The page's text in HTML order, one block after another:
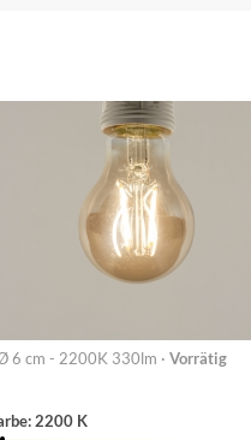
6 cm - 2200K 330lm · Vorrätig
2200 K